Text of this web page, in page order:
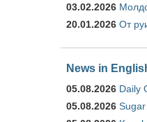
03.02.2026
20.01.2026 От
News in
05.08.2026 Daily
05.08.2026